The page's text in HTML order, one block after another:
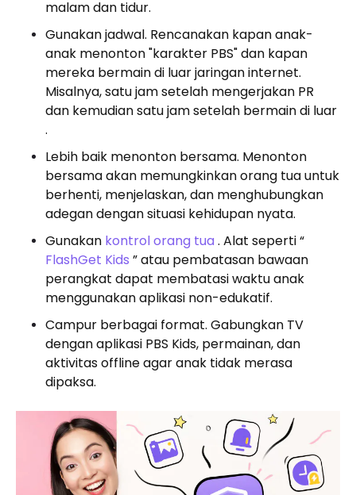
malam dan tidur.
Gunakan jadwal. Rencanakan kapan anak-
anak menonton "karakter PBS" dan kapan
mereka bermain di luar jaringan internet.
Misalnya, satu jam setelah mengerjakan PR
dan kemudian satu jam setelah bermain di luar
.
Lebih baik menonton bersama. Menonton
bersama akan memungkinkan orang tua untuk
berhenti, menjelaskan, dan menghubungkan
adegan dengan situasi kehidupan nyata.
Gunakan kontrol orang tua . Alat seperti “
FlashGet Kids ” atau pembatasan bawaan
perangkat dapat membatasi waktu anak
menggunakan aplikasi non-edukatif.
Campur berbagai format. Gabungkan TV
dengan aplikasi PBS Kids, permainan, dan
aktivitas offline agar anak tidak merasa
dipaksa.